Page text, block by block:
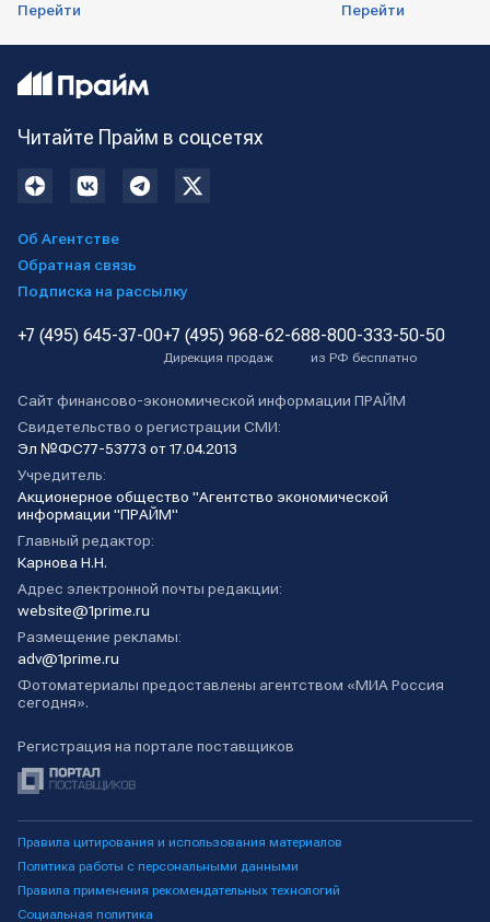
Перейти Перейти
Читайте Прайм в соцсетях
Об Агентстве
Обратная связь
Подписка на рассылку
+7 (495) 645-37-00+7 (495) 968-62-68
Дирекция продаж
8-800-333-50-50
из РФ бесплатно
Сайт финансово-экономической информации ПРАЙМ
Свидетельство о регистрации СМИ:
Эл №ФС77-53773 от 17.04.2013
Учредитель:
Акционерное общество "Агентство экономической
информации "ПРАЙМ"
Главный редактор:
Карнова Н.Н.
Адрес электронной почты редакции:
website@1prime.ru
Размещение рекламы:
adv@1prime.ru
Фотоматериалы предоставлены агентством «МИА Россия
сегодня».
Регистрация на портале поставщиков
Правила цитирования и использования материалов
Политика работы с персональными данными
Правила применения рекомендательных технологий
Социальная политика